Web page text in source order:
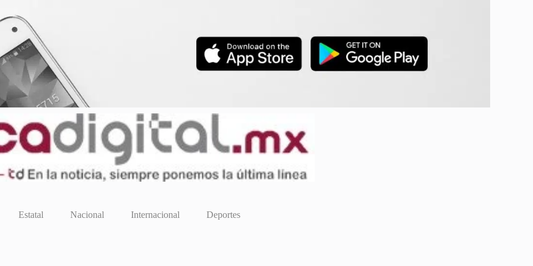
Estatal Nacional Internacional Deportes